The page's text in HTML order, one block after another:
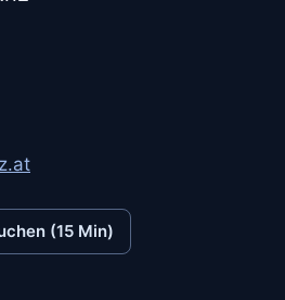
(15 Min)